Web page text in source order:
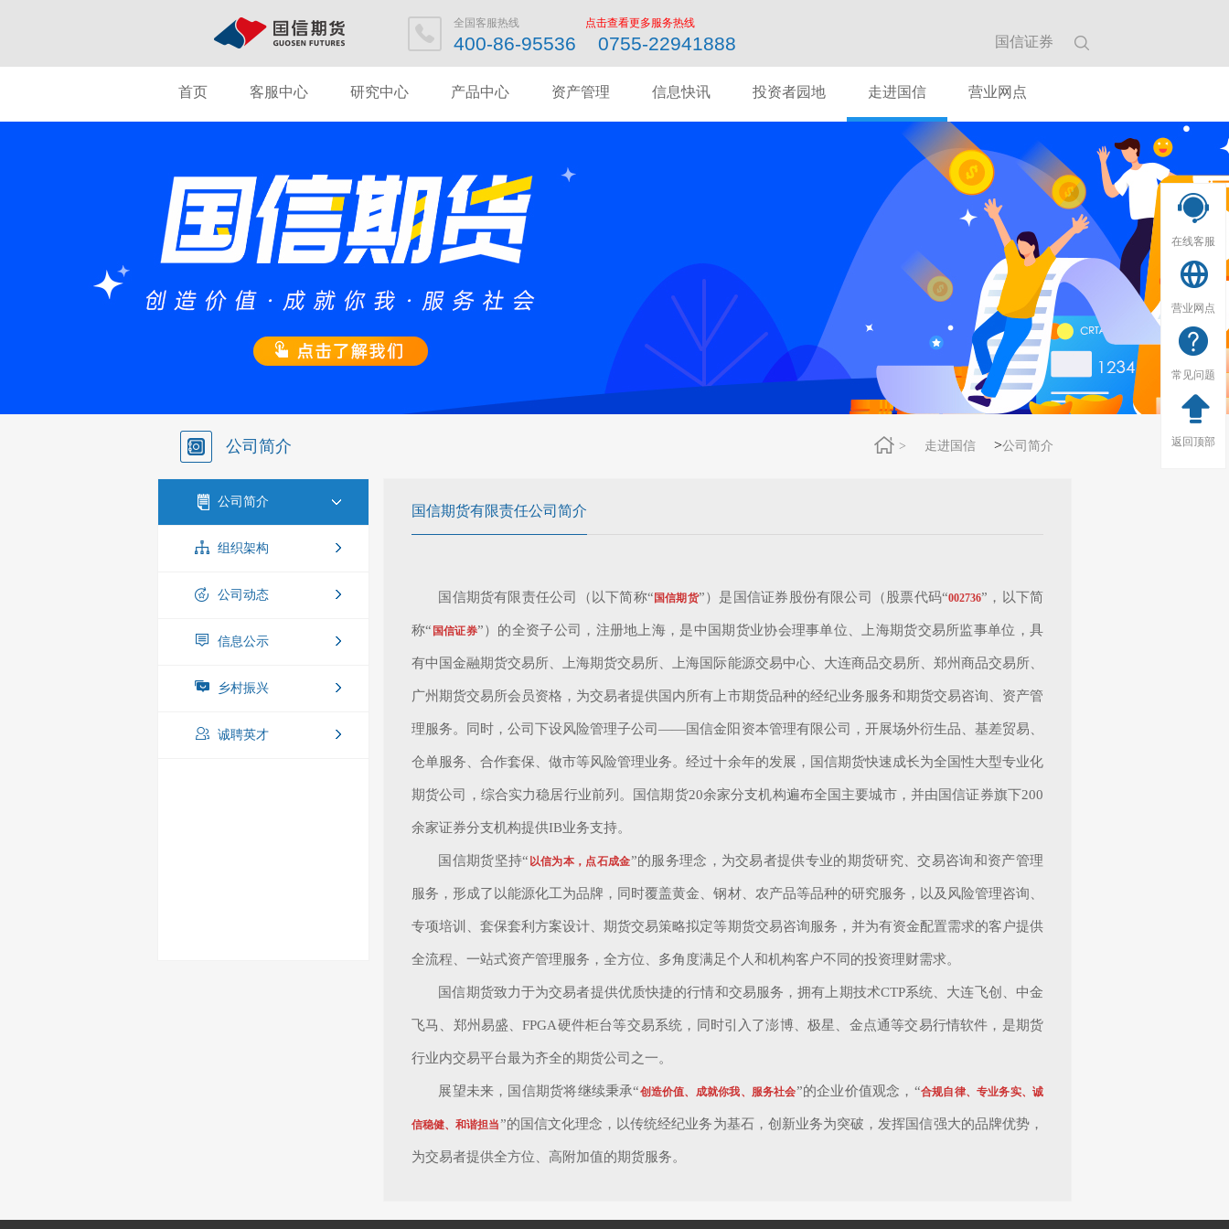
在线客服
营业网点
常见问题
返回顶部
全国客服热线 点击查看更多服务热线
400-86-95536 0755-22941888 国信证券
首页 客服中心 研究中心 产品中心 资产管理 信息快讯 投资者园地 走进国信 营业网点
公司简介 > 走进国信 >公司简介
公司简介
组织架构
公司动态
信息公示
乡村振兴
诚聘英才
国信期货有限责任公司简介
国信期货有限责任公司（以下简称“ 国信期货”）是国信证券股份有限公司（股票代码“002736”，以下简
称“ 国信证券”）的全资子公司，注册地上海，是中国期货业协会理事单位、上海期货交易所监事单位，具
有中国金融期货交易所、上海期货交易所、上海国际能源交易中心、大连商品交易所、郑州商品交易所、
广州期货交易所会员资格，为交易者提供国内所有上市期货品种的经纪业务服务和期货交易咨询、资产管
理服务。同时，公司下设风险管理子公司——国信金阳资本管理有限公司，开展场外衍生品、基差贸易、
仓单服务、合作套保、做市等风险管理业务。经过十余年的发展，国信期货快速成长为全国性大型专业化
期货公司，综合实力稳居行业前列。国信期货20余家分支机构遍布全国主要城市，并由国信证券旗下200
余家证券分支机构提供IB业务支持。
国信期货坚持“ 以信为本，点石成金”的服务理念，为交易者提供专业的期货研究、交易咨询和资产管理
服务，形成了以能源化工为品牌，同时覆盖黄金、钢材、农产品等品种的研究服务，以及风险管理咨询、
专项培训、套保套利方案设计、期货交易策略拟定等期货交易咨询服务，并为有资金配置需求的客户提供
全流程、一站式资产管理服务，全方位、多角度满足个人和机构客户不同的投资理财需求。
国信期货致力于为交易者提供优质快捷的行情和交易服务，拥有上期技术CTP系统、大连飞创、中金
飞马、郑州易盛、FPGA硬件柜台等交易系统，同时引入了澎博、极星、金点通等交易行情软件，是期货
行业内交易平台最为齐全的期货公司之一。
展望未来，国信期货将继续秉承“创造价值、成就你我、服务社会”的企业价值观念，“合规自律、专业务实、诚
信稳健、和谐担当”的国信文化理念，以传统经纪业务为基石，创新业务为突破，发挥国信强大的品牌优势，
为交易者提供全方位、高附加值的期货服务。